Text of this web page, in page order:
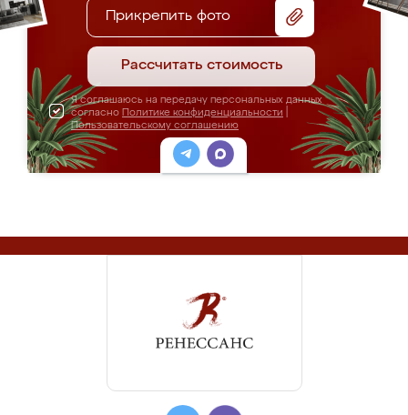
Прикрепить фото
Рассчитать стоимость
Я соглашаюсь на передачу персональных данных
согласно Политике конфиденциальности
Пользовательскому соглашению